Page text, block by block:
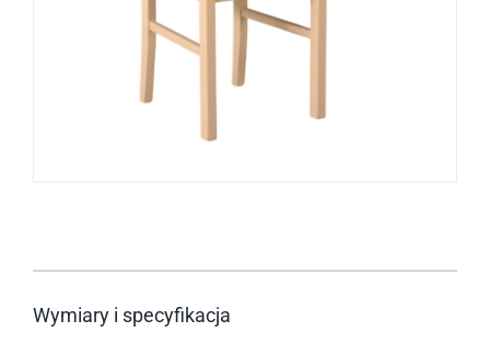
Wymiary i specyfikacja